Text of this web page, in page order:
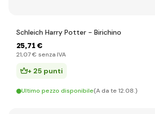
Schleich Harry Potter - Birichino
25,71 €
21,07 € senza IVA
+ 25 punti
Ultimo pezzo disponibile(A da te 12.08.)